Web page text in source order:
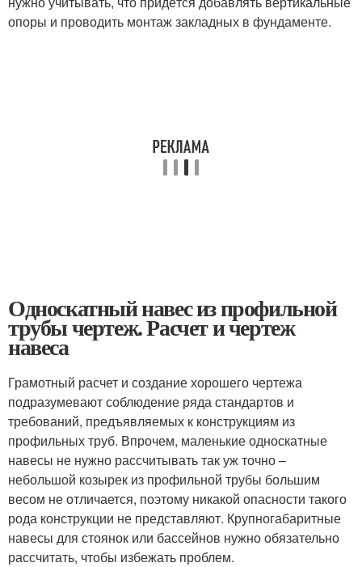
опоры и проводить монтаж закладных в фундаменте.
Односкатный навес из профильной
трубы чертеж. Расчет и чертеж
навеса
Грамотный расчет и создание хорошего чертежа
подразумевают соблюдение ряда стандартов и
требований, предъявляемых к конструкциям из
профильных труб. Впрочем, маленькие односкатные
навесы не нужно рассчитывать так уж точно –
небольшой козырек из профильной трубы большим
весом не отличается, поэтому никакой опасности такого
рода конструкции не представляют. Крупногабаритные
навесы для стоянок или бассейнов нужно обязательно
рассчитать, чтобы избежать проблем.